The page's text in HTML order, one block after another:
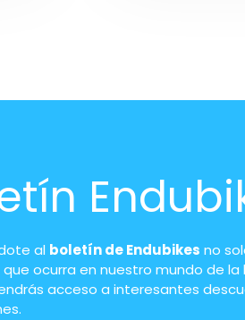
al boletín de Endubikes no
ocurra en nuestro mundo de la
acceso a interesantes